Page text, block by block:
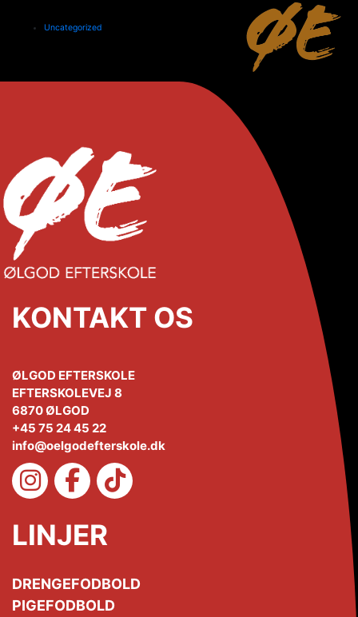
Uncategorized
KONTAKT OS
ØLGOD EFTERSKOLE
EFTERSKOLEVEJ 8
6870 ØLGOD
+45 75 24 45 22
info@oelgodefterskole.dk
LINJER
DRENGEFODBOLD
PIGEFODBOLD